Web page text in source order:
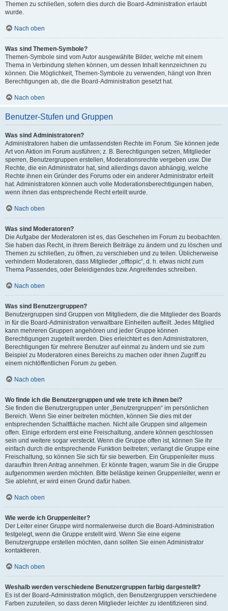
Themen zu schließen, sofern dies durch die Board-Administration erlaubt
wurde.
Nach oben
Was sind Themen-Symbole?
Themen-Symbole sind vom Autor ausgewählte Bilder, welche mit einem
Thema in Verbindung stehen können, um dessen Inhalt kennzeichnen zu
können. Die Möglichkeit, Themen-Symbole zu verwenden, hängt von Ihren
Berechtigungen ab, die die Board-Administration gesetzt hat.
Nach oben
Benutzer-Stufen und Gruppen
Was sind Administratoren?
Administratoren haben die umfassendsten Rechte im Forum. Sie können jede
Art von Aktion im Forum ausführen; z. B. Berechtigungen setzen, Mitglieder
sperren, Benutzergruppen erstellen, Moderationsrechte vergeben usw. Die
Rechte, die ein Administrator hat, sind allerdings davon abhängig, welche
Rechte ihnen ein Gründer des Forums oder ein anderer Administrator erteilt
hat. Administratoren können auch volle Moderationsberechtigungen haben,
wenn ihnen das entsprechende Recht erteilt wurde.
Nach oben
Was sind Moderatoren?
Die Aufgabe der Moderatoren ist es, das Geschehen im Forum zu beobachten.
Sie haben das Recht, in ihrem Bereich Beiträge zu ändern und zu löschen und
Themen zu schließen, zu öffnen, zu verschieben und zu teilen. Üblicherweise
verhindern Moderatoren, dass Mitglieder „offtopic“, d. h. etwas nicht zum
Thema Passendes, oder Beleidigendes bzw. Angreifendes schreiben.
Nach oben
Was sind Benutzergruppen?
Benutzergruppen sind Gruppen von Mitgliedern, die die Mitglieder des Boards
in für die Board-Administration verwaltbare Einheiten aufteilt. Jedes Mitglied
kann mehreren Gruppen angehören und jeder Gruppe können
Berechtigungen zugeteilt werden. Dies erleichtert es den Administratoren,
Berechtigungen für mehrere Benutzer auf einmal zu ändern und sie zum
Beispiel zu Moderatoren eines Bereichs zu machen oder ihnen Zugriff zu
einem nichtöffentlichen Forum zu geben.
Nach oben
Wo finde ich die Benutzergruppen und wie trete ich ihnen bei?
Sie finden die Benutzergruppen unter „Benutzergruppen“ im persönlichen
Bereich. Wenn Sie einer beitreten möchten, können Sie dies mit der
entsprechenden Schaltfläche machen. Nicht alle Gruppen sind allgemein
offen. Einige erfordern erst eine Freischaltung, andere können geschlossen
sein und weitere sogar versteckt. Wenn die Gruppe offen ist, können Sie ihr
einfach durch die entsprechende Funktion beitreten; verlangt die Gruppe eine
Freischaltung, so können Sie sich für sie bewerben. Ein Gruppenleiter muss
daraufhin Ihren Antrag annehmen. Er könnte fragen, warum Sie in die Gruppe
aufgenommen werden möchten. Bitte belästige keinen Gruppenleiter, wenn er
Sie ablehnt, er wird einen Grund dafür haben.
Nach oben
Wie werde ich Gruppenleiter?
Der Leiter einer Gruppe wird normalerweise durch die Board-Administration
festgelegt, wenn die Gruppe erstellt wird. Wenn Sie eine eigene
Benutzergruppe erstellen möchten, dann sollten Sie einen Administrator
kontaktieren.
Nach oben
Weshalb werden verschiedene Benutzergruppen farbig dargestellt?
Es ist der Board-Administration möglich, den Benutzergruppen verschiedene
Farben zuzuteilen, so dass deren Mitglieder leichter zu identifizieren sind.